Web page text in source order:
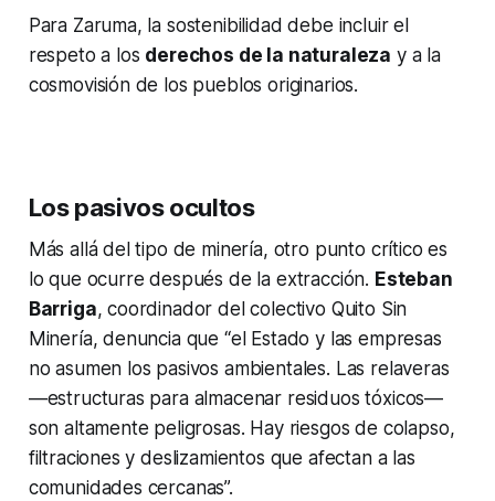
Para Zaruma, la sostenibilidad debe incluir el
respeto a los derechos de la naturaleza y a la
cosmovisión de los pueblos originarios.
Los pasivos ocultos
Más allá del tipo de minería, otro punto crítico es
lo que ocurre después de la extracción. Esteban
Barriga, coordinador del colectivo Quito Sin
Minería, denuncia que “el Estado y las empresas
no asumen los pasivos ambientales. Las relaveras
—estructuras para almacenar residuos tóxicos—
son altamente peligrosas. Hay riesgos de colapso,
filtraciones y deslizamientos que afectan a las
comunidades cercanas”.